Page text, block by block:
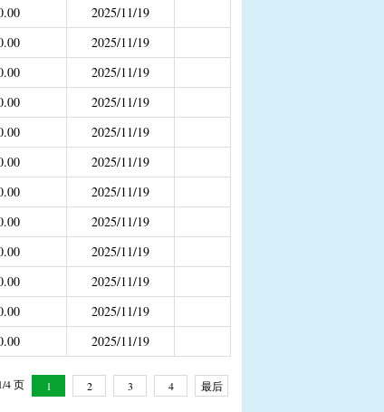
前社保局公开的数据）
2025/11/19
2025/11/19
2025/11/19
2025/11/19
2025/11/19
2025/11/19
2025/11/19
2025/11/19
2025/11/19
2025/11/19
2025/11/19
2025/11/19
4 页 1 2 3 4
最后